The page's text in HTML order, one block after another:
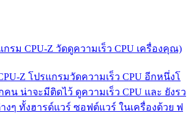
กรม CPU-Z วัดดูความเร็ว CPU เครื่องคุณ)
Z โปรแกรมวัดความเร็ว CPU อีกหนึ่งโ
น น่าจะมีติดไว้ ดูความเร็ว CPU และ ยังรว
งๆ ทั้งฮารด์แวร์ ซอฟต์แวร์ ในเครื่องด้วย ฟ